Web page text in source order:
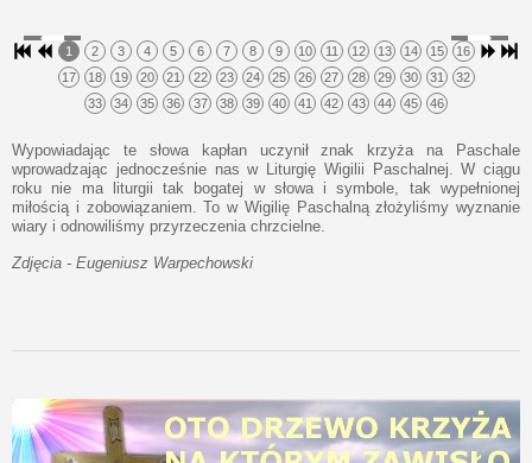
1 2 3 4 5 6 7 8 9 10 11 12 13 14 15
16
17
18 19 20 21 22 23 24 25 26 27 28 29 30 31
32
33
34 35 36 37 38 39 40 41 42 43 44 45 46
Wypowiadając te słowa kapłan uczynił znak krzyża na Paschale
wprowadzając jednocześnie nas w Liturgię Wigilii Paschalnej. W ciągu
roku nie ma liturgii tak bogatej w słowa i symbole, tak wypełnionej
miłością i zobowiązaniem. To w Wigilię Paschalną złożyliśmy wyznanie
wiary i odnowiliśmy przyrzeczenia chrzcielne.
Zdjęcia - Eugeniusz Warpechowski